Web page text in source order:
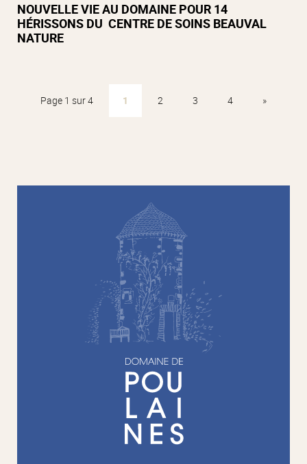
NOUVELLE VIE AU DOMAINE POUR 14
HÉRISSONS DU CENTRE DE SOINS BEAUVAL
NATURE
Page 1 sur 4 1 2 3 4 »